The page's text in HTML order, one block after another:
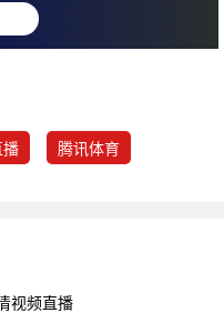
: 委内
播 腾讯体育
视频直播